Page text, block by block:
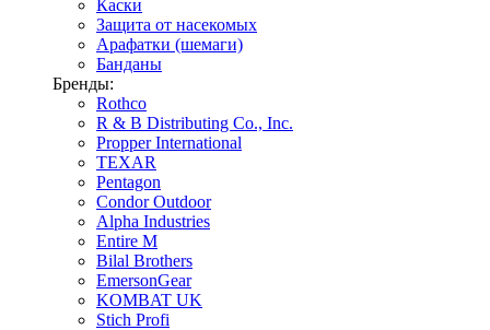
Каски
Защита от насекомых
Арафатки (шемаги)
Банданы
Бренды:
Rothco
R & B Distributing Co., Inc.
Propper International
TEXAR
Pentagon
Condor Outdoor
Alpha Industries
Entire M
Bilal Brothers
EmersonGear
KOMBAT UK
Stich Profi